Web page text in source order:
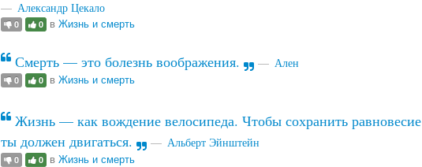
Александр Цекало
0 0 в Жизнь и смерть
Смерть — это болезнь воображения. Ален
0 0 в Жизнь и смерть
Жизнь — как вождение велосипеда. Чтобы сохранить
ты должен двигаться.
Альберт Эйнштейн
0 0 в Жизнь и смерть